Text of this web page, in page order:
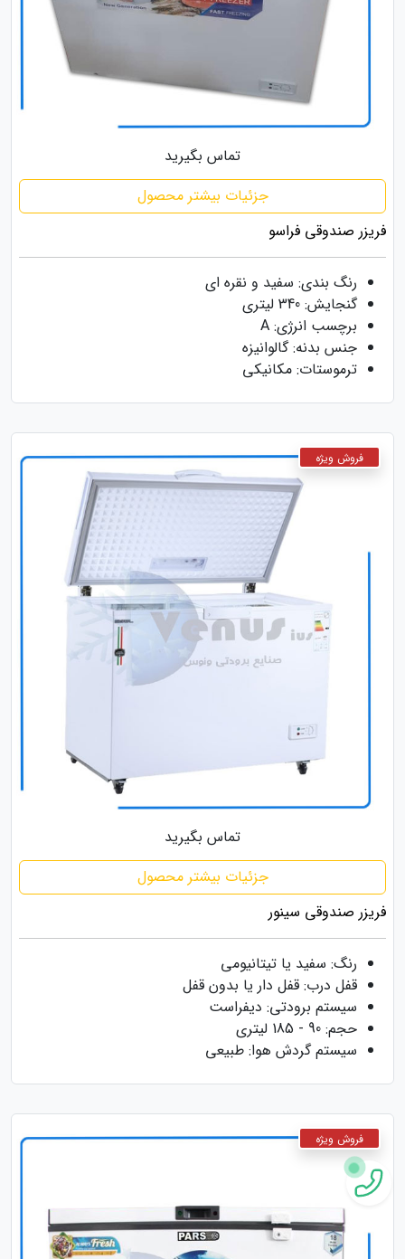
تماس بگیرید
جزئیات بیشتر محصول
فریزر صندوقی فراسو
رنگ بندی: سفید و نقره ای
گنجایش: 340 لیتری
برچسب انرژی: A
جنس بدنه: گالوانیزه
ترموستات: مکانیکی
تماس بگیرید
جزئیات بیشتر محصول
فریزر صندوقی سینور
رنگ: سفید یا تیتانیومی
قفل درب: قفل دار یا بدون قفل
سیستم برودتی: دیفراست
حجم: 90 - 185 لیتری
سیستم گردش هوا: طبیعی